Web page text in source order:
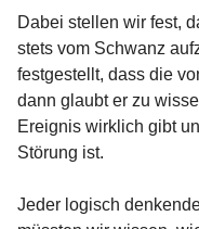
Dabei stellen wir fest,
stets vom Schwanz
festgestellt, dass die
dann glaubt er zu
Ereignis wirklich gibt
Störung ist.
Jeder logisch